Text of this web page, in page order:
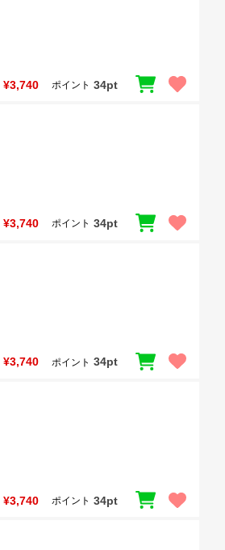
¥3,740 ポイント 34pt
¥3,740 ポイント 34pt
¥3,740 ポイント 34pt
¥3,740 ポイント 34pt